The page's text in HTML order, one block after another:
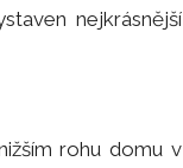
nejkrásnější
rohu domu v